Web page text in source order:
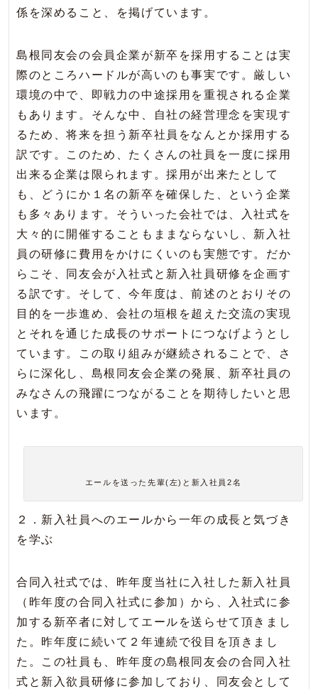
係を深めること、を掲げています。
島根同友会の会員企業が新卒を採用することは実
際のところハードルが高いのも事実です。厳しい
環境の中で、即戦力の中途採用を重視される企業
もあります。そんな中、自社の経営理念を実現す
るため、将来を担う新卒社員をなんとか採用する
訳です。このため、たくさんの社員を一度に採用
出来る企業は限られます。採用が出来たとして
も、どうにか１名の新卒を確保した、という企業
も多々あります。そういった会社では、入社式を
大々的に開催することもままならないし、新入社
員の研修に費用をかけにくいのも実態です。だか
らこそ、同友会が入社式と新入社員研修を企画す
る訳です。そして、今年度は、前述のとおりその
目的を一歩進め、会社の垣根を超えた交流の実現
とそれを通じた成長のサポートにつなげようとし
ています。この取り組みが継続されることで、さ
らに深化し、島根同友会企業の発展、新卒社員の
みなさんの飛躍につながることを期待したいと思
います。
エールを送った先輩(左)と新入社員2名
２．新入社員へのエールから一年の成長と気づき
を学ぶ
合同入社式では、昨年度当社に入社した新入社員
（昨年度の合同入社式に参加）から、入社式に参
加する新卒者に対してエールを送らせて頂きまし
た。昨年度に続いて２年連続で役目を頂きまし
た。この社員も、昨年度の島根同友会の合同入社
式と新入欲員研修に参加しており、同友会として